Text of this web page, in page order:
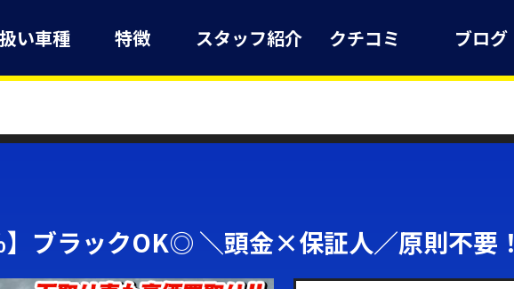
い車種 特徴 スタッフ紹介 クチコミ ブログ
ブラックOK◎ ＼頭金×保証人／原則不要！